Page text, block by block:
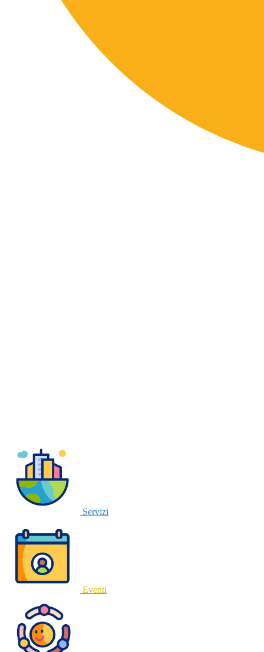
Servizi
Eventi